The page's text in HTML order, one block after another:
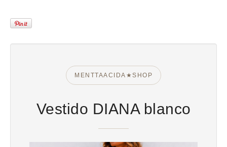
MENTTAACIDA★SHOP
Vestido DIANA blanco